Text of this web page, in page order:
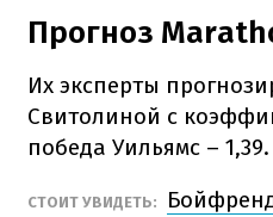
Прогноз
Их эксперты
Свитолиной с
победа Уильямс – 1,39.
СТОИТ УВИДЕТЬ: